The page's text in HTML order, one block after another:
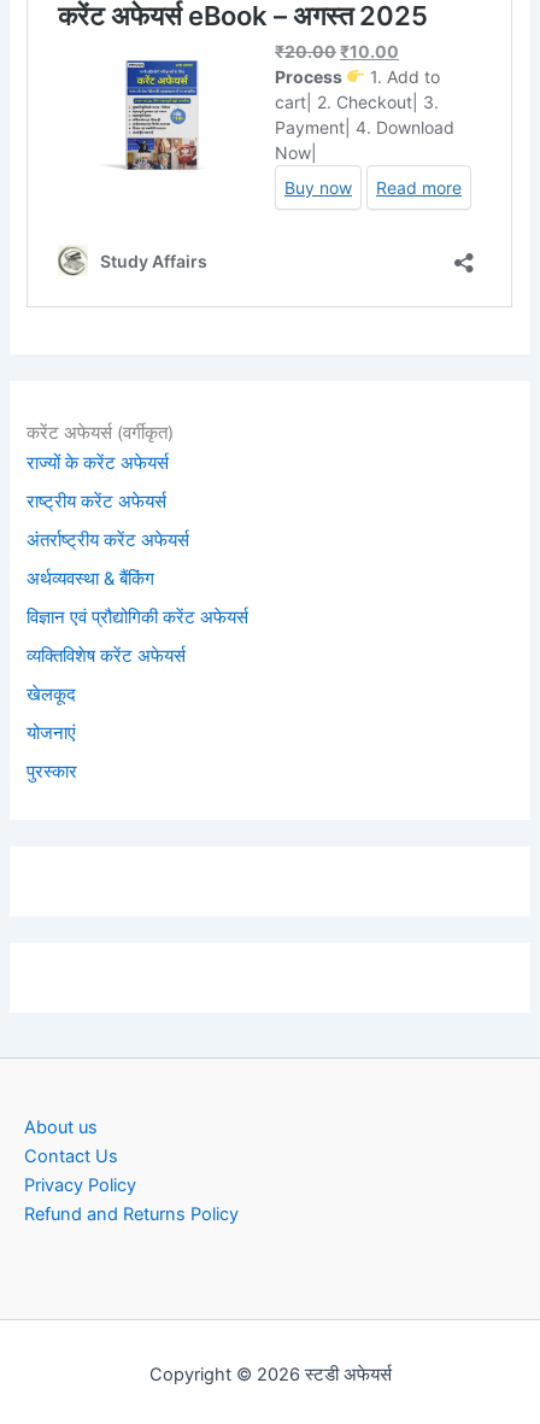
करेंट अफेयर्स (वर्गीकृत)
राज्यों के करेंट अफेयर्स
राष्ट्रीय करेंट अफेयर्स
अंतर्राष्ट्रीय करेंट अफेयर्स
अर्थव्यवस्था & बैंकिंग
विज्ञान एवं प्रौद्योगिकी करेंट अफेयर्स
व्यक्तिविशेष करेंट अफेयर्स
खेलकूद
योजनाएं
पुरस्कार
About us
Contact Us
Privacy Policy
Refund and Returns Policy
Copyright © 2026 स्टडी अफेयर्स